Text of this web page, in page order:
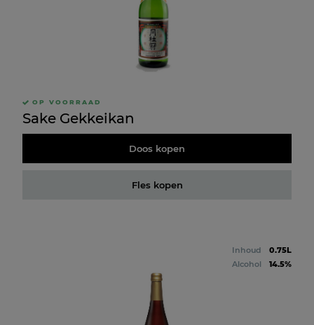
OP VOORRAAD
Sake Gekkeikan
Doos kopen
Fles kopen
Inhoud
0.75L
Alcohol
14.5%